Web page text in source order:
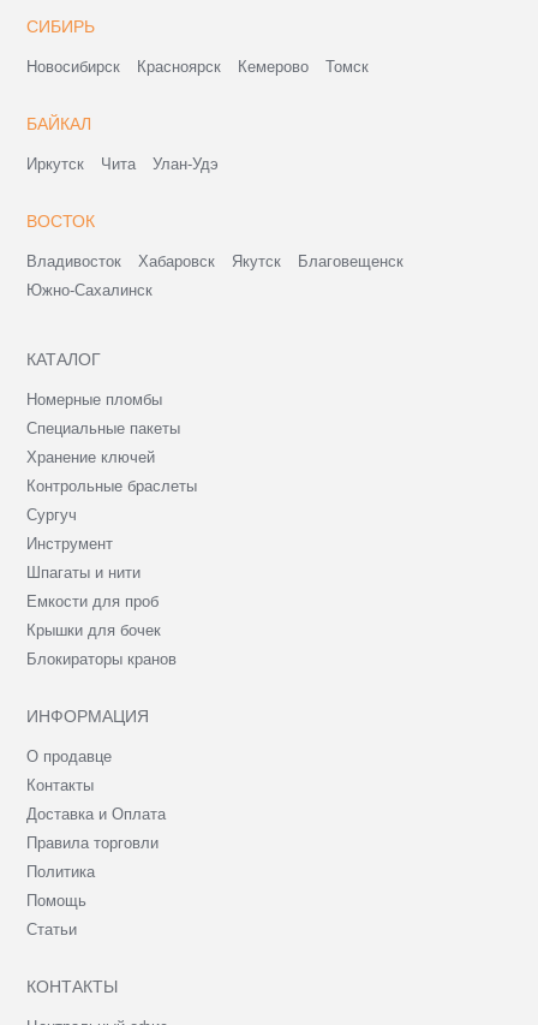
СИБИРЬ
Новосибирск Красноярск Кемерово Томск
БАЙКАЛ
Иркутск Чита Улан-Удэ
ВОСТОК
Владивосток Хабаровск Якутск
Благовещенск
Южно-Сахалинск
КАТАЛОГ
Номерные пломбы
Специальные пакеты
Хранение ключей
Контрольные браслеты
Сургуч
Инструмент
Шпагаты и нити
Емкости для проб
Крышки для бочек
Блокираторы кранов
ИНФОРМАЦИЯ
О продавце
Контакты
Доставка и Оплата
Правила торговли
Политика
Помощь
Статьи
КОНТАКТЫ